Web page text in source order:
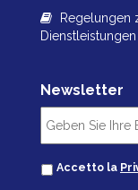
Regelungen
Dienstleistungen
Newsletter
Accetto la